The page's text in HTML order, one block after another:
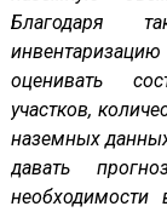
Благодаря
оценивать
участков,
наземных
давать
необходимости